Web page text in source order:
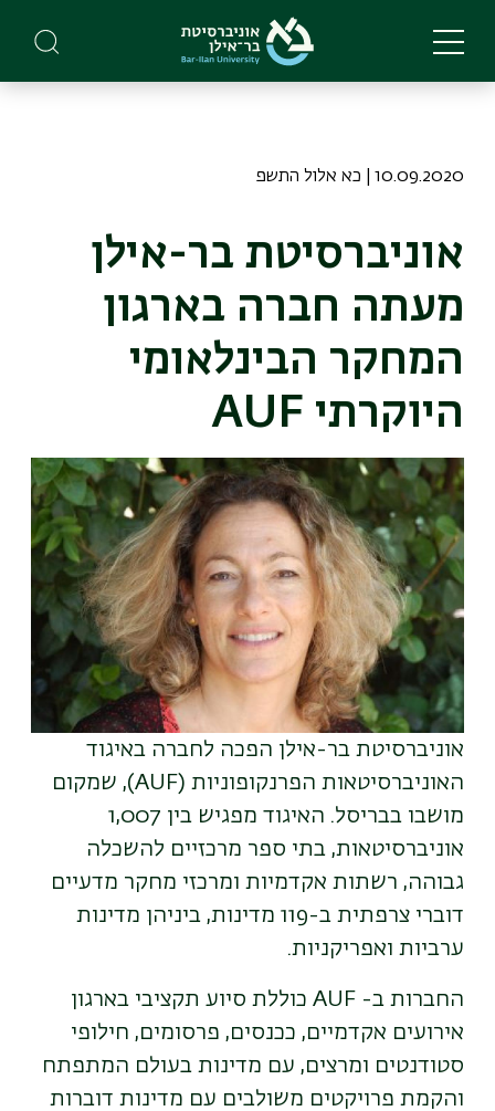
main
10.09.2020 | כא אלול התשפ
אוניברסיטת בר-אילן
מעתה חברה בארגון
המחקר הבינלאומי
היוקרתי AUF
תמונה
אוניברסיטת בר-אילן הפכה לחברה באיגוד
האוניברסיטאות הפרנקופוניות (AUF), שמקום
מושבו בבריסל. האיגוד מפגיש בין 1,007
אוניברסיטאות, בתי ספר מרכזיים להשכלה
גבוהה, רשתות אקדמיות ומרכזי מחקר מדעיים
דוברי צרפתית ב-119 מדינות, ביניהן מדינות
ערביות ואפריקניות.
החברות ב- AUF כוללת סיוע תקציבי בארגון
אירועים אקדמיים, ככנסים, פרסומים, חילופי
סטודנטים ומרצים, עם מדינות בעולם המתפתח
והקמת פרויקטים משולבים עם מדינות דוברות